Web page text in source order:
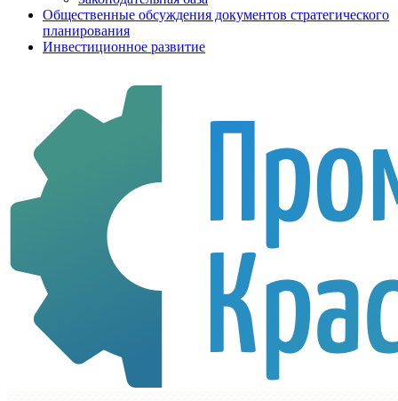
Общественные обсуждения документов стратегического
планирования
Инвестиционное развитие